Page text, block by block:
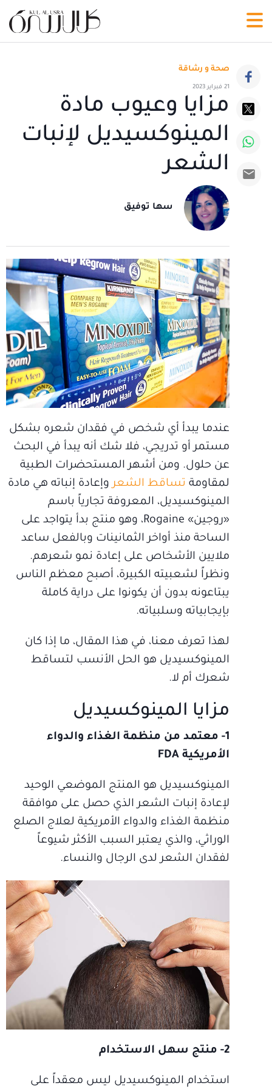
صحة و رشاقة
21 فبراير 2023
مزايا وعيوب مادة
المينوكسيديل لإنبات
الشعر
سها توفيق
عندما يبدأ أي شخص في فقدان شعره بشكل
مستمر أو تدريجي، فلا شك أنه يبدأ في البحث
عن حلول. ومن أشهر المستحضرات الطبية
لمقاومة تساقط الشعر وإعادة إنباته هي مادة
المينوكسيديل، المعروفة تجارياً باسم
«روجين» Rogaine، وهو منتج بدأ يتواجد على
الساحة منذ أواخر الثمانينات وبالفعل ساعد
ملايين الأشخاص على إعادة نمو شعرهم.
ونظراً لشعبيته الكبيرة، أصبح معظم الناس
يبتاعونه بدون أن يكونوا على دراية كاملة
بإيجابياته وسلبياته.
لهذا تعرف معنا، في هذا المقال، ما إذا كان
المينوكسيديل هو الحل الأنسب لتساقط
شعرك أم لا.
مزايا المينوكسيديل
1- معتمد من منظمة الغذاء والدواء
الأمريكية FDA
المينوكسيديل هو المنتج الموضعي الوحيد
لإعادة إنبات الشعر الذي حصل على موافقة
منظمة الغذاء والدواء الأمريكية لعلاج الصلع
الوراثي، والذي يعتبر السبب الأكثر شيوعاً
لفقدان الشعر لدى الرجال والنساء.
2- منتج سهل الاستخدام
استخدام المينوكسيديل ليس معقداً على